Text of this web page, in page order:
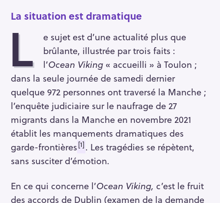
La situation est dramatique
L
e sujet est d’une actualité plus que
brûlante, illustrée par trois faits :
l’Ocean Viking« accueilli » à Toulon ;
dans la seule journée de samedi dernier
quelque 972 personnes ont traversé la Manche ;
l’enquête judiciaire sur le naufrage de 27
migrants dans la Manche en novembre 2021
établit les manquements dramatiques des
garde-frontières [1] . Les tragédies se répètent,
sans susciter d’émotion.
En ce qui concerne l’Ocean Viking, c’est le fruit
des accords de Dublin (examen de la demande